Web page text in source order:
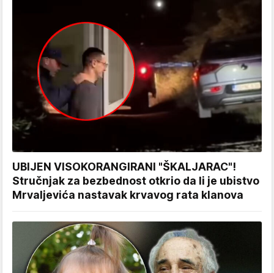
UBIJEN VISOKORANGIRANI "ŠKALJARAC"!
Stručnjak za bezbednost otkrio da li je ubistvo
Mrvaljevića nastavak krvavog rata klanova